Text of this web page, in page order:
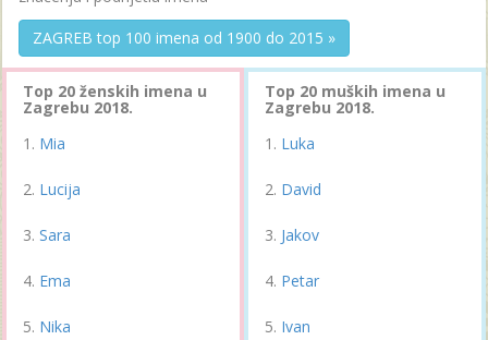
ZAGREB top 100 imena od 1900 do 2015 »
Top 20 ženskih imena u
Zagrebu 2018.
Mia
Lucija
Sara
Ema
Nika
Top 20 muških imena u
Zagrebu 2018.
Luka
David
Jakov
Petar
Ivan